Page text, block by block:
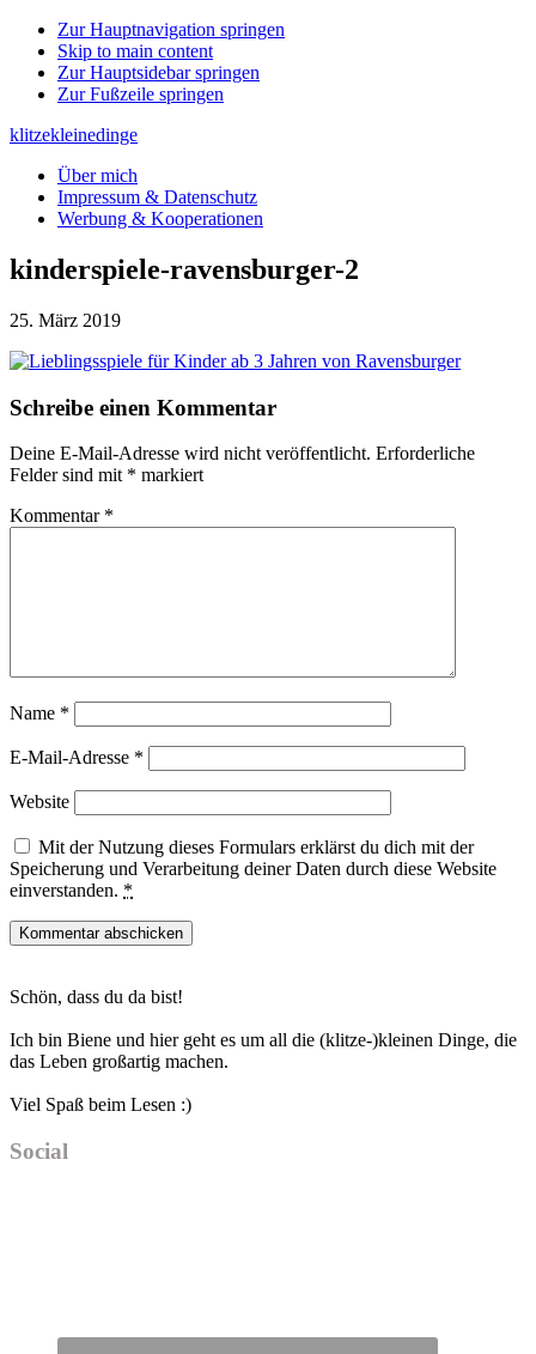
Zur Hauptnavigation springen
Skip to main content
Zur Hauptsidebar springen
Zur Fußzeile springen
klitzekleinedinge
Über mich
Impressum & Datenschutz
Werbung & Kooperationen
kinderspiele-ravensburger-2
25. März 2019
Leser-
Schreibe einen Kommentar
Deine E-Mail-Adresse wird nicht veröffentlicht. Erforderliche
Felder sind mit * markiert
Kommentar *
Name *
E-Mail-Adresse *
Website
Mit der Nutzung dieses Formulars erklärst du dich mit der
Speicherung und Verarbeitung deiner Daten durch diese Website
einverstanden. *
Sidebar
Schön, dass du da bist!
Ich bin Biene und hier geht es um all die (klitze-)kleinen Dinge, die
das Leben großartig machen.
Viel Spaß beim Lesen :)
Social